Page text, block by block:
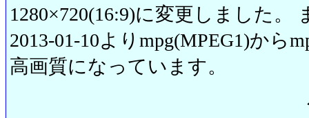
1280×720(16:9)に変更しました。
2013-01-10よりmpg(MPEG1)から
高画質になっています。